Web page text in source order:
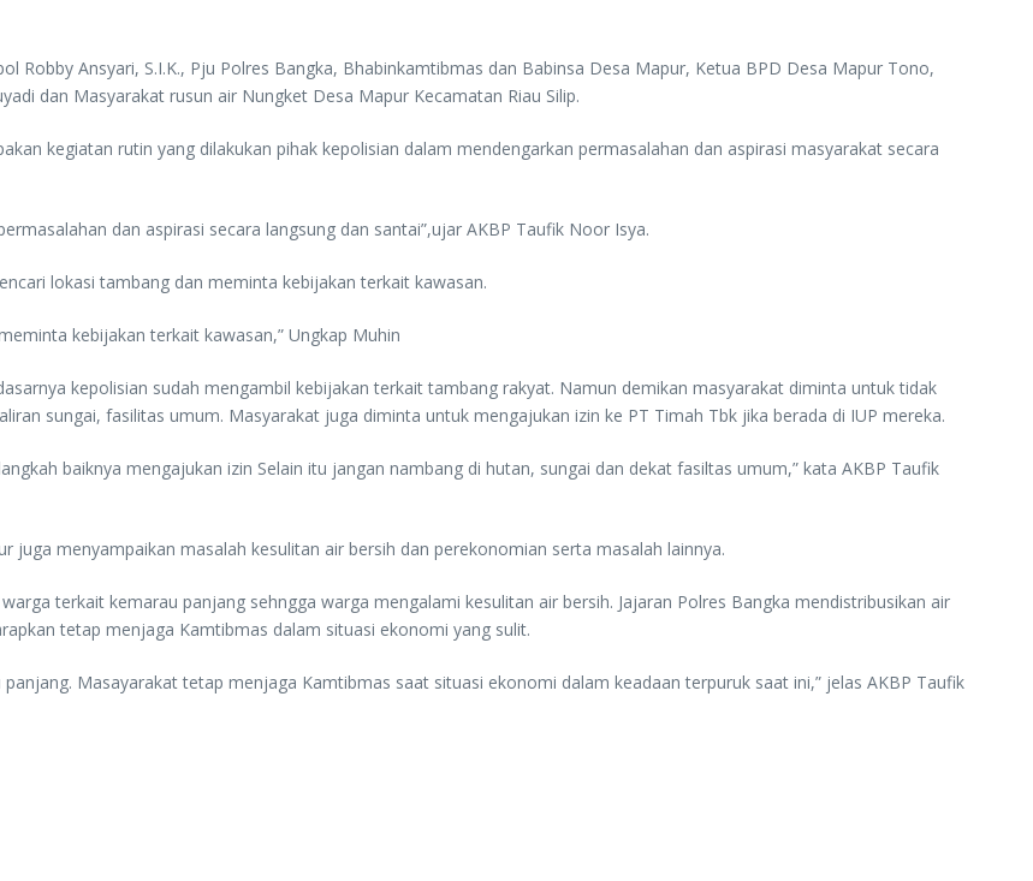
Robby Ansyari, S.I.K., Pju Polres Bangka, Bhabinkamtibmas dan Babinsa Desa Mapur, Ketua BPD Desa Mapur Tono,
dan Masyarakat rusun air Nungket Desa Mapur Kecamatan Riau Silip.
kegiatan rutin yang dilakukan pihak kepolisian dalam mendengarkan permasalahan dan aspirasi masyarakat secara
dan aspirasi secara langsung dan santai”,ujar AKBP Taufik Noor Isya.
lokasi tambang dan meminta kebijakan terkait kawasan.
kebijakan terkait kawasan,” Ungkap Muhin
kepolisian sudah mengambil kebijakan terkait tambang rakyat. Namun demikan masyarakat diminta untuk tidak
sungai, fasilitas umum. Masyarakat juga diminta untuk mengajukan izin ke PT Timah Tbk jika berada di IUP mereka.
baiknya mengajukan izin Selain itu jangan nambang di hutan, sungai dan dekat fasiltas umum,” kata AKBP Taufik
menyampaikan masalah kesulitan air bersih dan perekonomian serta masalah lainnya.
terkait kemarau panjang sehngga warga mengalami kesulitan air bersih. Jajaran Polres Bangka mendistribusikan air
tetap menjaga Kamtibmas dalam situasi ekonomi yang sulit.
Masayarakat tetap menjaga Kamtibmas saat situasi ekonomi dalam keadaan terpuruk saat ini,” jelas AKBP Taufik